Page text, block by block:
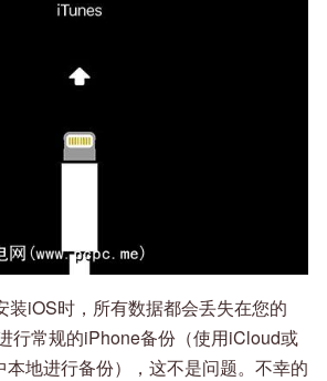
装iOS时，所有数据都会丢失在您的
行常规的iPhone备份（使用iCloud或
地进行备份），这不是问题。不幸的